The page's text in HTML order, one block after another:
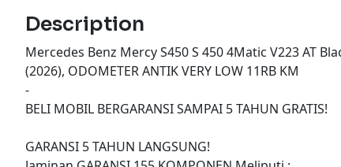
Description
Mercedes Benz Mercy S450 S 450 4Matic V223 AT
(2026), ODOMETER ANTIK VERY LOW 11RB KM
-
BELI MOBIL BERGARANSI SAMPAI 5 TAHUN GRATIS!
GARANSI 5 TAHUN LANGSUNG!